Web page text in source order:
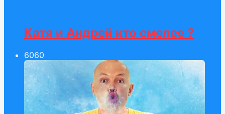
Катя и Андрей кто смелее ?
6060